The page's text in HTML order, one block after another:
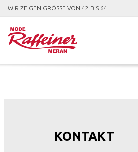
KONTAKT
WIR ZEIGEN GRÖSSE VON 42 BIS 64